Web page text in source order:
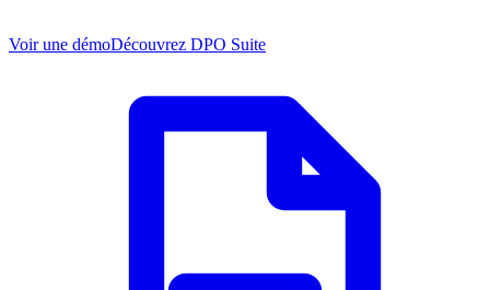
Voir une démoDécouvrez DPO Suite